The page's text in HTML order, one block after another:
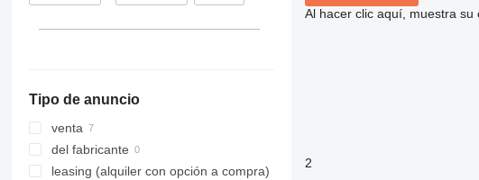
Tipo de anuncio
venta
del fabricante
leasing (alquiler con opción a compra)
Al hacer clic aquí, muestra su
2